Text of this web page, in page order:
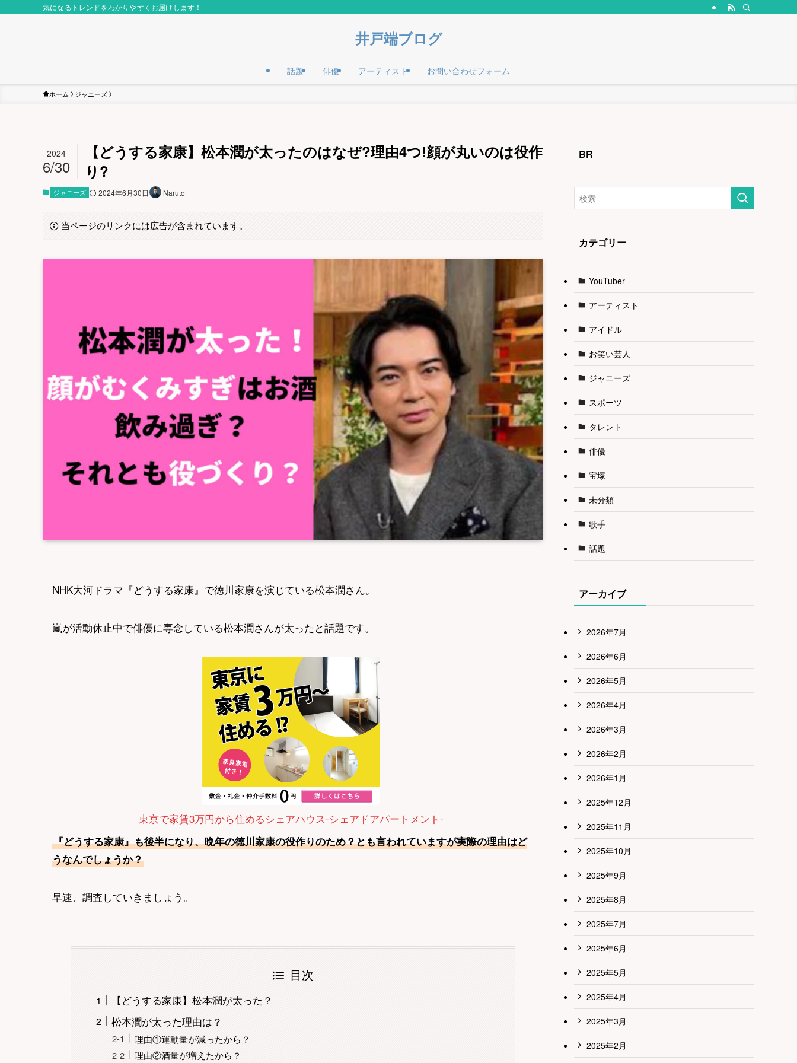
気になるトレンドをわかりやすくお届けします！
井戸端ブログ
話題 俳優 アーティスト お問い合わせフォーム
ホーム ジャニーズ
【どうする家康】松本潤が太ったのはなぜ?理由4つ!顔が丸いのは役作
り?
2024
6/30
ジャニーズ 2024年6月30日 Naruto
当ページのリンクには広告が含まれています。
NHK大河ドラマ『どうする家康』で徳川家康を演じている松本潤さん。
嵐が活動休止中で俳優に専念している松本潤さんが太ったと話題です。
東京で家賃3万円から住めるシェアハウス-シェアドアパートメント-
『どうする家康』も後半になり、晩年の徳川家康の役作りのため？とも言われていますが実際の理由はど
うなんでしょうか？
早速、調査していきましょう。
目次
【どうする家康】松本潤が太った？
松本潤が太った理由は？
理由①運動量が減ったから？
理由②酒量が増えたから？
BR
カテゴリー
YouTuber
アーティスト
アイドル
お笑い芸人
ジャニーズ
スポーツ
タレント
俳優
宝塚
未分類
歌手
話題
アーカイブ
2026年7月
2026年6月
2026年5月
2026年4月
2026年3月
2026年2月
2026年1月
2025年12月
2025年11月
2025年10月
2025年9月
2025年8月
2025年7月
2025年6月
2025年5月
2025年4月
2025年3月
2025年2月